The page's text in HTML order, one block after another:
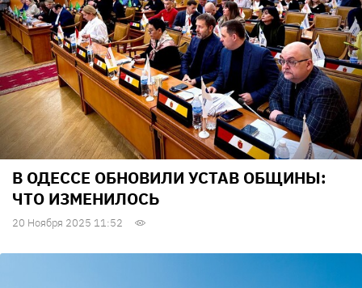
В ОДЕССЕ ОБНОВИЛИ УСТАВ ОБЩИНЫ:
ЧТО ИЗМЕНИЛОСЬ
20 Ноября 2025 11:52